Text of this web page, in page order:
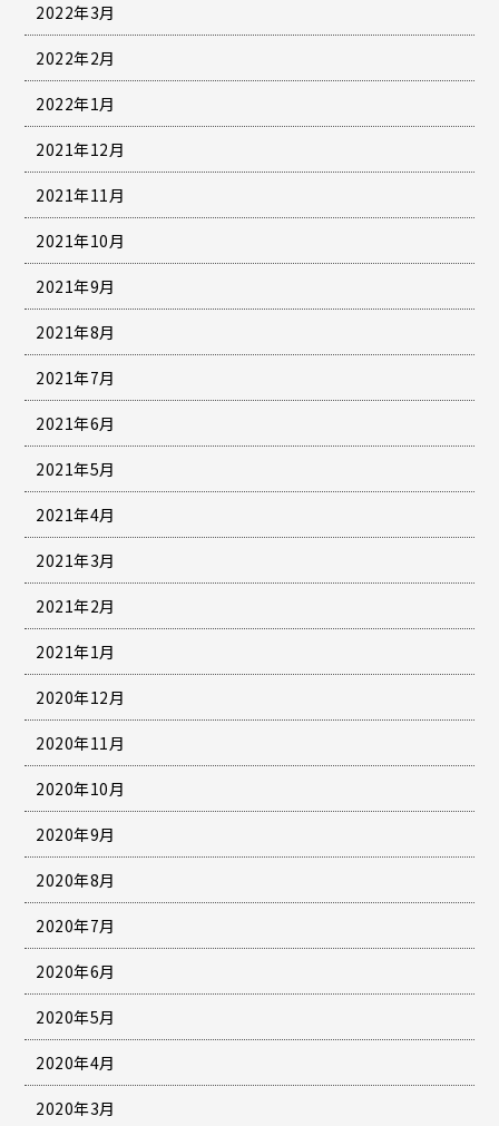
2022年3月
2022年2月
2022年1月
2021年12月
2021年11月
2021年10月
2021年9月
2021年8月
2021年7月
2021年6月
2021年5月
2021年4月
2021年3月
2021年2月
2021年1月
2020年12月
2020年11月
2020年10月
2020年9月
2020年8月
2020年7月
2020年6月
2020年5月
2020年4月
2020年3月